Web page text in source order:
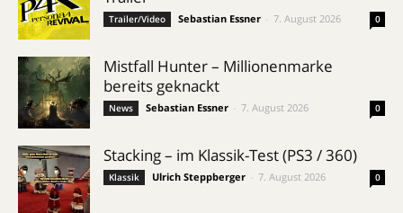
Trailer/Video Sebastian Essner 7. August 2026 0
Mistfall Hunter – Millionenmarke
bereits geknackt
News Sebastian Essner 7. August 2026 0
Stacking – im Klassik-Test (PS3 / 360)
Klassik Ulrich Steppberger 7. August 2026 0